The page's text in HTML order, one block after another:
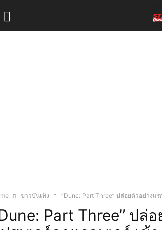
ข่าวบันเทิง “Dune: Part Three” ปล่อยตัวอย่างแ
Part Three” ปล่